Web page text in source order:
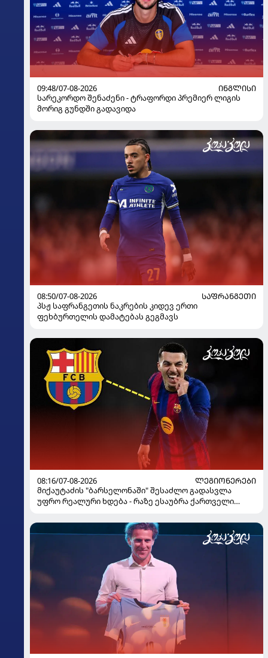
09:48/07-08-2026
ᲘᲜᲒᲚᲘᲡᲘ
სარეკორდო შენაძენი - ტრაფორდი პრემიერ ლიგის
მორიგ გუნდში გადავიდა
08:50/07-08-2026
ᲡᲐᲤᲠᲐᲜᲒᲔᲗᲘ
პსჟ საფრანგეთის ნაკრების კიდევ ერთი
ფეხბურთელის დამატებას გეგმავს
08:16/07-08-2026
ᲚᲔᲒᲘᲝᲜᲔᲠᲔᲑᲘ
მიქაუტაძის "ბარსელონაში" შესაძლო გადასვლა
უფრო რეალური ხდება - რაზე ესაუბრა ქართველი